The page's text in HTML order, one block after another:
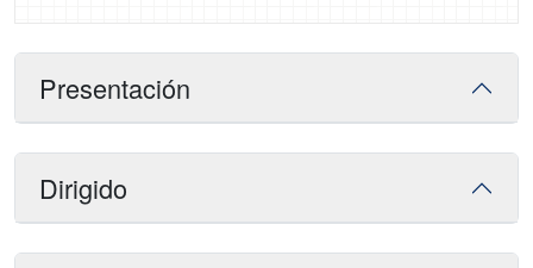
Presentación
Dirigido